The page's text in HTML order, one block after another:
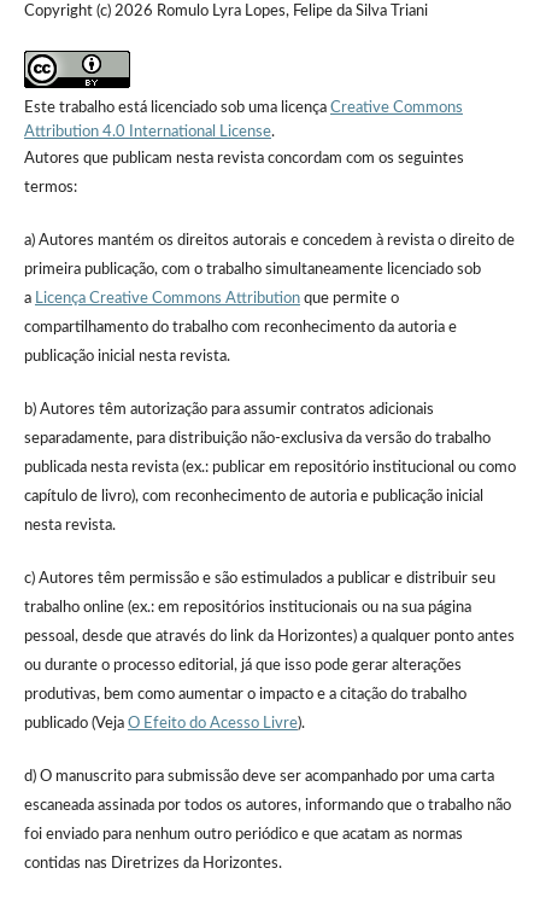
Copyright (c) 2026 Romulo Lyra Lopes, Felipe da Silva Triani
Este trabalho está licenciado sob uma licença Creative Commons
Attribution 4.0 International License.
Autores que publicam nesta revista concordam com os seguintes
termos:
a) Autores mantém os direitos autorais e concedem à revista o direito de
primeira publicação, com o trabalho simultaneamente licenciado sob
a Licença Creative Commons Attributionque permite o
compartilhamento do trabalho com reconhecimento da autoria e
publicação inicial nesta revista.
b) Autores têm autorização para assumir contratos adicionais
separadamente, para distribuição não-exclusiva da versão do trabalho
publicada nesta revista (ex.: publicar em repositório institucional ou como
capítulo de livro), com reconhecimento de autoria e publicação inicial
nesta revista.
c) Autores têm permissão e são estimulados a publicar e distribuir seu
trabalho online (ex.: em repositórios institucionais ou na sua página
pessoal, desde que através do link da Horizontes) a qualquer ponto antes
ou durante o processo editorial, já que isso pode gerar alterações
produtivas, bem como aumentar o impacto e a citação do trabalho
publicado (Veja O Efeito do Acesso Livre).
d) O manuscrito para submissão deve ser acompanhado por uma carta
escaneada assinada por todos os autores, informando que o trabalho não
foi enviado para nenhum outro periódico e que acatam as normas
contidas nas Diretrizes da Horizontes.